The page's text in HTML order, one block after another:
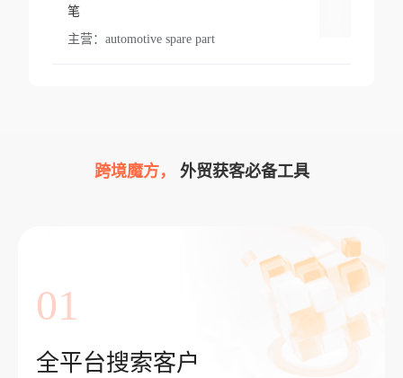
笔
主营： automotive spare part
跨境魔方， 外贸获客必备工具
01
全平台搜索客户